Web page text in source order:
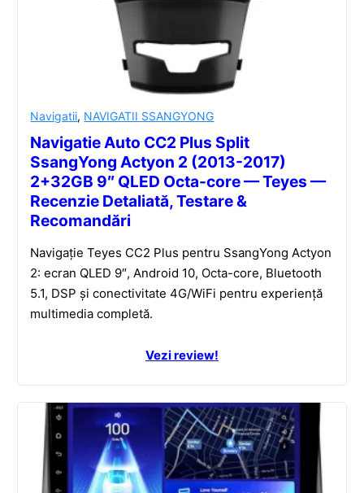
Navigatii, NAVIGATII SSANGYONG
Navigatie Auto CC2 Plus Split
SsangYong Actyon 2 (2013-2017)
2+32GB 9″ QLED Octa-core — Teyes —
Recenzie Detaliată, Testare &
Recomandări
Navigație Teyes CC2 Plus pentru SsangYong Actyon
2: ecran QLED 9″, Android 10, Octa-core, Bluetooth
5.1, DSP și conectivitate 4G/WiFi pentru experiență
multimedia completă.
Vezi review!